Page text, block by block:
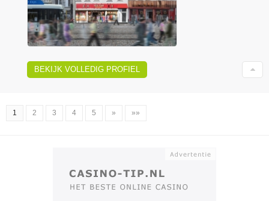
BEKIJK VOLLEDIG PROFIEL
1 2 3 4 5 » »»